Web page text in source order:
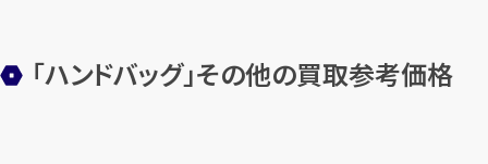
「ハンドバッグ」その他の買取参考価格